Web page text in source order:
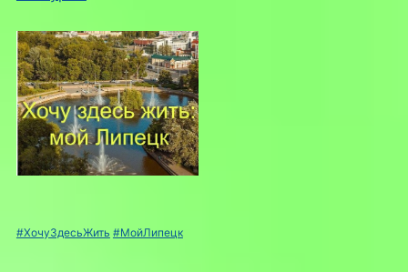
#ХочуЗдесьЖить #МойЛипецк